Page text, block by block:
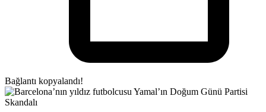
Bağlantı kopyalandı!